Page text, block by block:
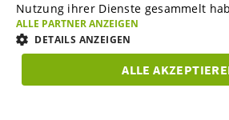
Mittelstands-Monitor
Karriere
Nutzung ihrer Dienste gesammelt
ALLE PARTNER ANZEIGEN
DETAILS ANZEIGEN
ALLE
UNBEDINGT